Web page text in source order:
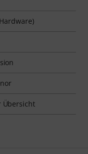
Übersicht